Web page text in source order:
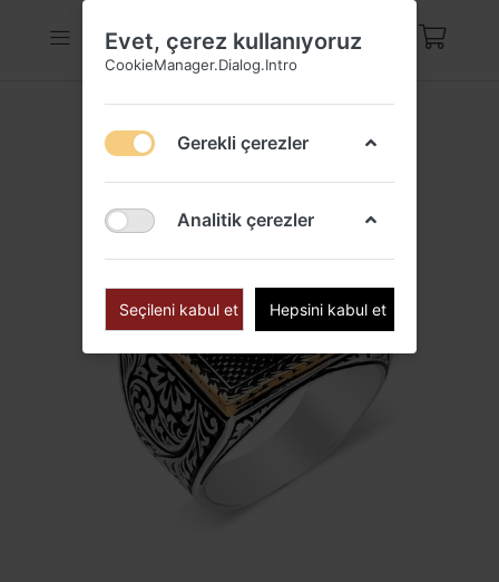
Evet, çerez kullanıyoruz
CookieManager.Dialog.Intro
Gerekli çerezler
Analitik çerezler
Seçileni kabul et Hepsini kabul et